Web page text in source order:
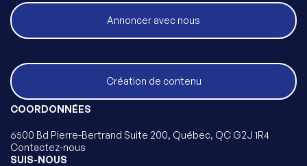
Annoncer avec nous
Création de contenu
COORDONNÉES
6500 Bd Pierre-Bertrand Suite 200, Québec, QC G2J 1R4
Contactez-nous
SUIS-NOUS